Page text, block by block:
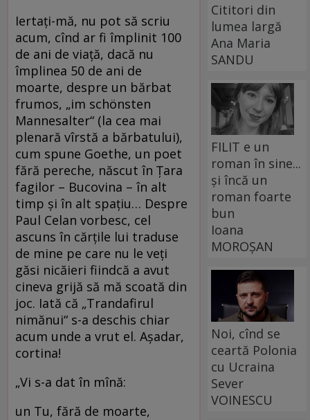
Iertați-mă, nu pot să scriu
acum, cînd ar fi împlinit 100
de ani de viață, dacă nu
împlinea 50 de ani de
moarte, despre un bărbat
frumos, „im schönsten
Mannesalter“ (la cea mai
plenară vîrstă a bărbatului),
cum spune Goethe, un poet
fără pereche, născut în Țara
fagilor – Bucovina – în alt
timp și în alt spațiu… Despre
Paul Celan vorbesc, cel
ascuns în cărțile lui traduse
de mine pe care nu le veți
găsi nicăieri fiindcă a avut
cineva grijă să mă scoată din
joc. Iată că „Trandafirul
nimănui“ s-a deschis chiar
acum unde a vrut el. Așadar,
cortina!
„Vi s-a dat în mînă:
un Tu, fără de moarte,
Cititori din
lumea largă
Ana Maria
SANDU
FILIT e un
roman în sine...
și încă un
roman foarte
bun
Ioana
MOROȘAN
Noi, cînd se
ceartă Polonia
cu Ucraina
Sever
VOINESCU